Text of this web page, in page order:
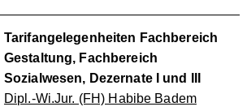
Tarifangelegenheiten Fachbereich
Gestaltung, Fachbereich
Sozialwesen, Dezernate I und III
Dipl.-Wi.Jur. (FH) Habibe Badem